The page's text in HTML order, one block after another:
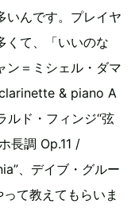
いんです。プレイヤ
くて、「いいのな
ン＝ミシェル・ダマ
& piano A
ド・フィンジ“弦
長調 Op.11 /
、デイブ・グルー
て教えてもらいま